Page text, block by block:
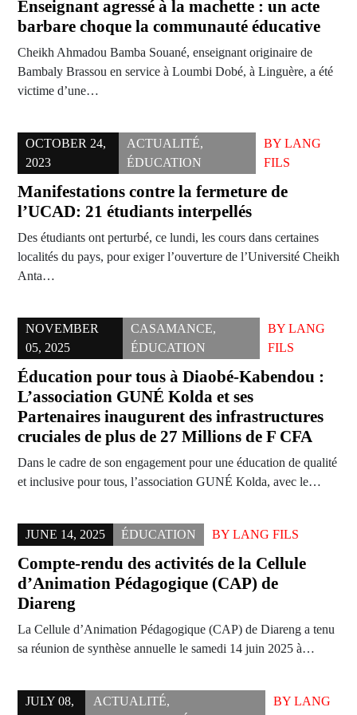
Enseignant agressé à la machette : un acte
barbare choque la communauté éducative
Cheikh Ahmadou Bamba Souané, enseignant originaire de
Bambaly Brassou en service à Loumbi Dobé, à Linguère, a été
victime d’une…
OCTOBER 24,
2023
ACTUALITÉ,
ÉDUCATION
BY LANG
FILS
Manifestations contre la fermeture de
l’UCAD: 21 étudiants interpellés
Des étudiants ont perturbé, ce lundi, les cours dans certaines
localités du pays, pour exiger l’ouverture de l’Université Cheikh
Anta…
NOVEMBER
05, 2025
CASAMANCE,
ÉDUCATION
BY LANG
FILS
Éducation pour tous à Diaobé-Kabendou :
L’association GUNÉ Kolda et ses
Partenaires inaugurent des infrastructures
cruciales de plus de 27 Millions de F CFA
Dans le cadre de son engagement pour une éducation de qualité
et inclusive pour tous, l’association GUNÉ Kolda, avec le…
JUNE 14, 2025 ÉDUCATION BY LANG FILS
Compte-rendu des activités de la Cellule
d’Animation Pédagogique (CAP) de
Diareng
La Cellule d’Animation Pédagogique (CAP) de Diareng a tenu
sa réunion de synthèse annuelle le samedi 14 juin 2025 à…
JULY 08,
ACTUALITÉ,
BY LANG